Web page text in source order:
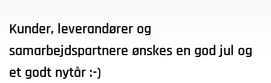
Kunder, leverandører og
samarbejdspartnere ønskes en god jul og
et godt nytår :-)